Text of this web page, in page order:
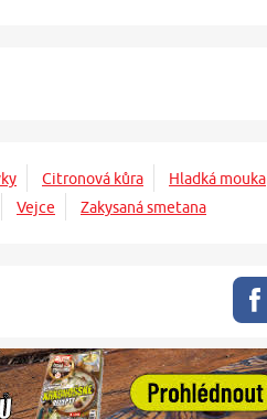
Citronová kůra Hladká mouka
Vejce Zakysaná smetana